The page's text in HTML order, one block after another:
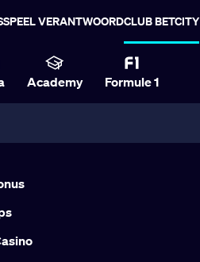
SPEEL VERANTWOORDCLUB BETCITY
Academy Formule 1